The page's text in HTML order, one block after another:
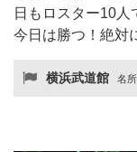
日もロスター10人
今日は勝つ！絶対
横浜武道館 名